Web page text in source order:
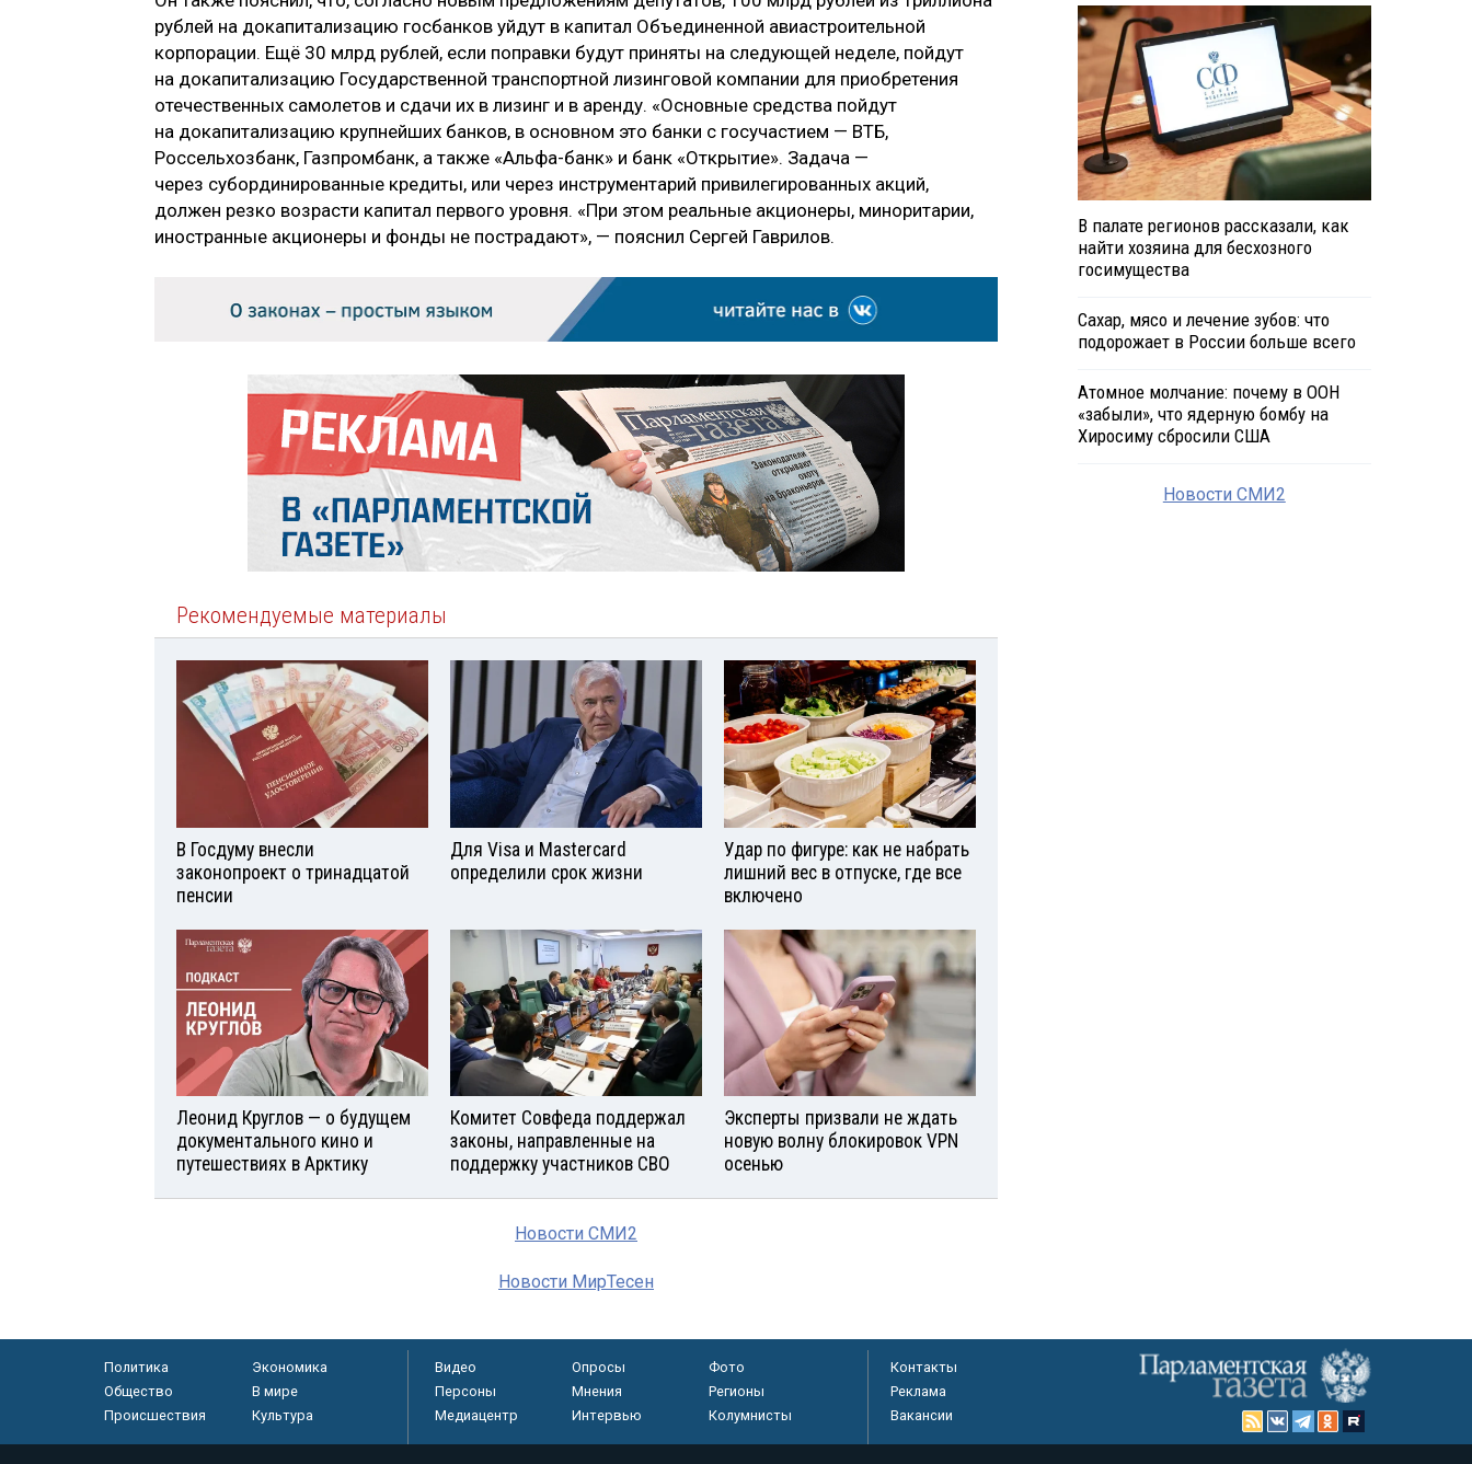
рублей на докапитализацию госбанков уйдут в капитал Объединенной авиастроительной
корпорации. Ещё 30 млрд рублей, если поправки будут приняты на следующей неделе, пойдут
на докапитализацию Государственной транспортной лизинговой компании для приобретения
отечественных самолетов и сдачи их в лизинг и в аренду. «Основные средства пойдут
на докапитализацию крупнейших банков, в основном это банки с госучастием — ВТБ,
Россельхозбанк, Газпромбанк, а также «Альфа-банк» и банк «Открытие». Задача —
через субординированные кредиты, или через инструментарий привилегированных акций,
должен резко возрасти капитал первого уровня. «При этом реальные акционеры, миноритарии,
иностранные акционеры и фонды не пострадают», — пояснил Сергей Гаврилов.
Рекомендуемые материалы
В Госдуму внесли
законопроект о тринадцатой
пенсии
Для Visа и Mastercard
определили срок жизни
Удар по фигуре: как не набрать
лишний вес в отпуске, где все
включено
Леонид Круглов — о будущем
документального кино и
путешествиях в Арктику
Комитет Совфеда поддержал
законы, направленные на
поддержку участников СВО
Эксперты призвали не ждать
новую волну блокировок VPN
осенью
Новости СМИ2
Новости МирТесен
В палате регионов рассказали, как
найти хозяина для бесхозного
госимущества
Сахар, мясо и лечение зубов: что
подорожает в России больше всего
Атомное молчание: почему в ООН
«забыли», что ядерную бомбу на
Хиросиму сбросили США
Новости СМИ2
Политика
Экономика
Общество
В мире
Происшествия
Культура
Видео Опросы
Фото
Персоны
Мнения
Регионы
Медиацентр
Интервью Колумнисты
Контакты
Реклама
Вакансии